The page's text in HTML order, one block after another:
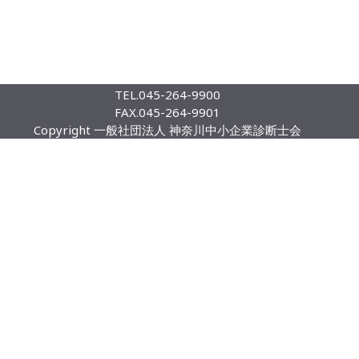
TEL.045-264-9900
FAX.045-264-9901
Copyright 一般社団法人 神奈川中小企業診断士会